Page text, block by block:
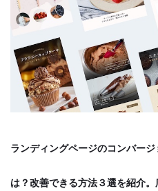
ランディングページのコンバー
は？改善できる方法３選を紹介